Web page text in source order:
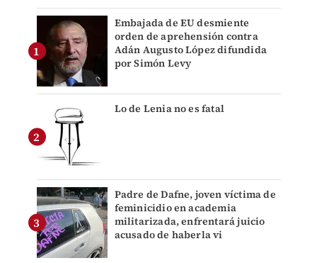
Embajada de EU desmiente
orden de aprehensión contra
Adán Augusto López difundida
por Simón Levy
Lo de Lenia no es fatal
Padre de Dafne, joven víctima de
feminicidio en academia
militarizada, enfrentará juicio
acusado de haberla vi